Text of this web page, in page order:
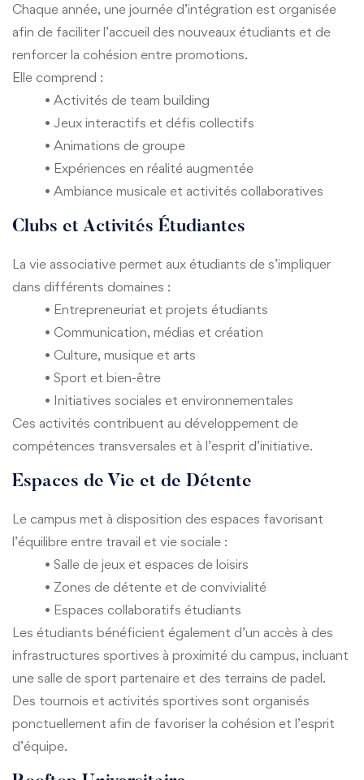
Chaque année, une journée d’intégration est organisée
afin de faciliter l’accueil des nouveaux étudiants et de
renforcer la cohésion entre promotions.
Elle comprend :
• Activités de team building
• Jeux interactifs et défis collectifs
• Animations de groupe
• Expériences en réalité augmentée
• Ambiance musicale et activités collaboratives
Clubs et Activités Étudiantes
La vie associative permet aux étudiants de s’impliquer
dans différents domaines :
• Entrepreneuriat et projets étudiants
• Communication, médias et création
• Culture, musique et arts
• Sport et bien-être
• Initiatives sociales et environnementales
Ces activités contribuent au développement de
compétences transversales et à l’esprit d’initiative.
Espaces de Vie et de Détente
Le campus met à disposition des espaces favorisant
l’équilibre entre travail et vie sociale :
• Salle de jeux et espaces de loisirs
• Zones de détente et de convivialité
• Espaces collaboratifs étudiants
Les étudiants bénéficient également d’un accès à des
infrastructures sportives à proximité du campus, incluant
une salle de sport partenaire et des terrains de padel.
Des tournois et activités sportives sont organisés
ponctuellement afin de favoriser la cohésion et l’esprit
d’équipe.